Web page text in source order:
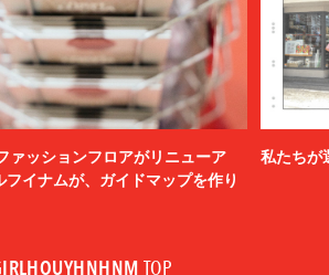
ァッションフロアがリニューア
イナムが、ガイドマップを作り
私たちが
TOP